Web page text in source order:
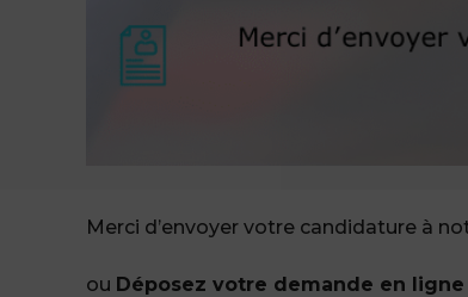
Merci d’envoyer votre candidature à
ou Déposez votre demande en ligne